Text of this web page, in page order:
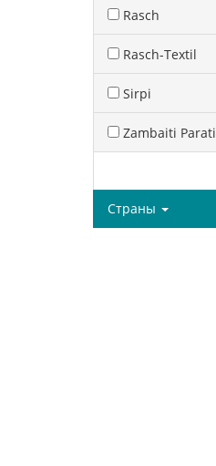
Rasch
Rasch-Textil
Sirpi
Zambaiti Parati
Страны